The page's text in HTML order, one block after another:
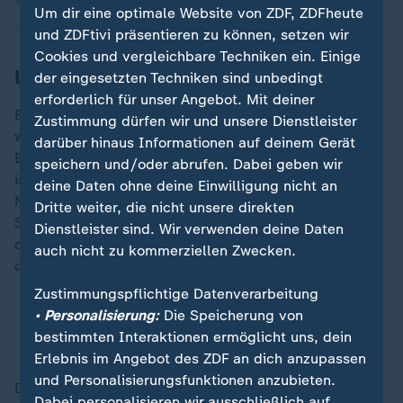
Libanon und Israel melden Tote
Bei israelischen Luftangriffen am Freitag und Samstag
wurden im Libanon nach libanesischen
Behördenangaben etwa 100 Menschen getötet. Nach
israelischen Angaben feuerte die Hisbollah in der
Nacht "mehr als 50 Raketen" auf israelische
Streitkräfte ab. Die Armee teilte zudem mit, dass in
den vergangenen 48 Stunden bei Kämpfen im Süden
des Libanon fünf Soldaten getötet worden seien.
Libanon meldet Angriffe mit vielen Toten - trotz
Waffenruhe
Die Hisbollah hatte den Libanon Anfang März mit
Um dir eine optimale Website von ZDF, ZDFheute
und ZDFtivi präsentieren zu können, setzen wir
Cookies und vergleichbare Techniken ein. Einige
der eingesetzten Techniken sind unbedingt
erforderlich für unser Angebot. Mit deiner
Zustimmung dürfen wir und unsere Dienstleister
darüber hinaus Informationen auf deinem Gerät
speichern und/oder abrufen. Dabei geben wir
deine Daten ohne deine Einwilligung nicht an
Dritte weiter, die nicht unsere direkten
Dienstleister sind. Wir verwenden deine Daten
auch nicht zu kommerziellen Zwecken.
Zustimmungspflichtige Datenverarbeitung
• Personalisierung:Die Speicherung von
bestimmten Interaktionen ermöglicht uns, dein
Erlebnis im Angebot des ZDF an dich anzupassen
und Personalisierungsfunktionen anzubieten.